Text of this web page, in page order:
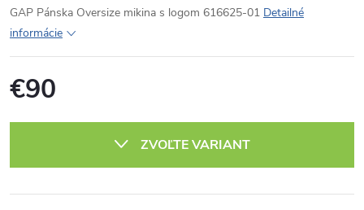
GAP Pánska Oversize mikina s logom 616625-01 Detailné
informácie
€90
ZVOĽTE VARIANT